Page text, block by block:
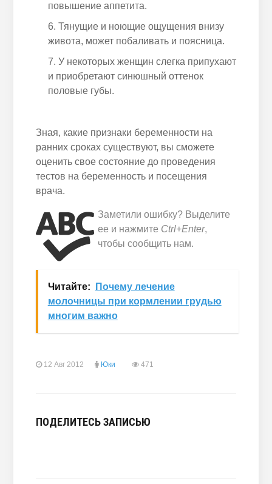
повышение аппетита.
Тянущие и ноющие ощущения внизу
живота, может побаливать и поясница.
У некоторых женщин слегка припухают
и приобретают синюшный оттенок
половые губы.
Зная, какие признаки беременности на
ранних сроках существуют, вы сможете
оценить свое состояние до проведения
тестов на беременность и посещения
врача.
Заметили ошибку? Выделите
ее и нажмите Ctrl+Enter,
чтобы сообщить нам.
Читайте:
Почему лечение
молочницы при кормлении грудью
многим важно
12 Авг 2012 Юки 471
ПОДЕЛИТЕСЬ ЗАПИСЬЮ